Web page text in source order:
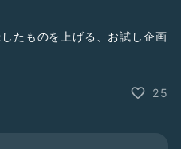
たものを上げる、お試し企画
。
嬉しいです。
25